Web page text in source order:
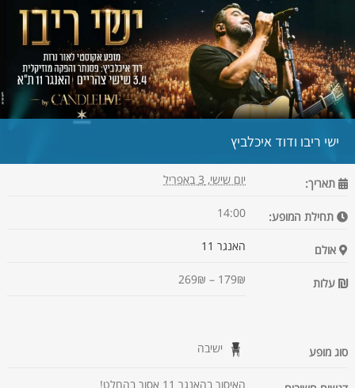
ישי ריבו ודוד איכלביץ
תאריך: יום שישי, 3 באפריל
תחילת המופע: 14:00
אולם האנגר 11
עלות 179₪ – 269₪
סוג מופע ישיבה
האיסור בהאנגר 11 אסור בהחלט!